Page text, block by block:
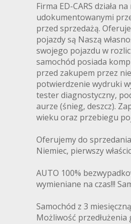
Firma ED-CARS działa
udokumentowanymi
przed sprzedażą.
pojazdy są Naszą
swojego pojazdu w
samochód posiada
przed zakupem przez
potwierdzenie wydruki
tester diagnostyczny,
aurze (śnieg, deszcz).
wieku oraz przebiegu
Oferujemy do
Niemiec, pierwszy
AUTO 100%
wymieniane na czas!!!
Samochód z 3
Możliwość przedłużenia